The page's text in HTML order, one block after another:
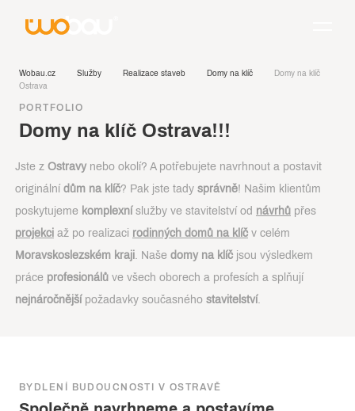
Wobau.cz Služby Realizace staveb Domy na klíč
Domy na klíč
Ostrava
PORTFOLIO
Domy na klíč Ostrava!!!
Jste z Ostravy nebo okolí? A potřebujete navrhnout a postavit
originální dům na klíč? Pak jste tady správně! Našim klientům
poskytujeme komplexní služby ve stavitelství od návrhů přes
projekci až po realizaci rodinných domů na klíč v celém
Moravskoslezském kraji. Naše domy na klíč jsou výsledkem
práce profesionálů ve všech oborech a profesích a splňují
nejnáročnější požadavky současného stavitelství.
BYDLENÍ BUDOUCNOSTI V OSTRAVĚ